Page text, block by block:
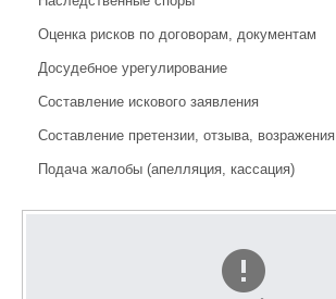
Оценка рисков по договорам, документам
Досудебное урегулирование
Составление искового заявления
Составление претензии, отзыва, возражения
Подача жалобы (апелляция, кассация)